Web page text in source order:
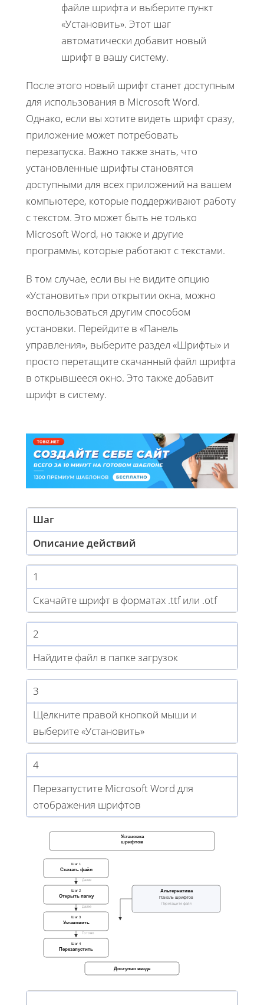
файле шрифта и выберите пункт
«Установить». Этот шаг
автоматически добавит новый
шрифт в вашу систему.
После этого новый шрифт станет доступным
для использования в Microsoft Word.
Однако, если вы хотите видеть шрифт сразу,
приложение может потребовать
перезапуска. Важно также знать, что
установленные шрифты становятся
доступными для всех приложений на вашем
компьютере, которые поддерживают работу
с текстом. Это может быть не только
Microsoft Word, но также и другие
программы, которые работают с текстами.
В том случае, если вы не видите опцию
«Установить» при открытии окна, можно
воспользоваться другим способом
установки. Перейдите в «Панель
управления», выберите раздел «Шрифты» и
просто перетащите скачанный файл шрифта
в открывшееся окно. Это также добавит
шрифт в систему.
Шаг
Описание действий
1
Скачайте шрифт в форматах .ttf или .otf
2
Найдите файл в папке загрузок
3
Щёлкните правой кнопкой мыши и
выберите «Установить»
4
Перезапустите Microsoft Word для
отображения шрифтов
Установка
шрифтов
Шаг 1
Скачать файл
Шаг 2
Открыть папку
Шаг 3
Установить
Шаг 4
Перезапустить
Альтернатива
Панель шрифтов
Перетащите файл
Доступно везде
Далее
Далее
Готово